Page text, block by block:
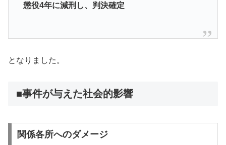
懲役4年に減刑し、判決確定
となりました。
■事件が与えた社会的影響
関係各所へのダメージ